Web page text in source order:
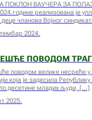
ПОКЛОН ВАУЧЕРА ЗА
реализована је
чланова Војног
2024.
ПОВОДОМ
поводом велике несреће
која је задесила
десетине младих људи,
2025.